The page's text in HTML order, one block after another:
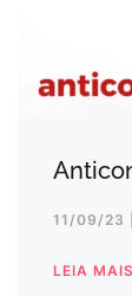
11/09/23
LEIA MAIS